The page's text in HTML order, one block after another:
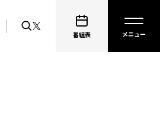
番組表